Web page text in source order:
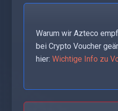
Warum wir Azteco
bei Crypto Voucher
hier: Wichtige Info zu